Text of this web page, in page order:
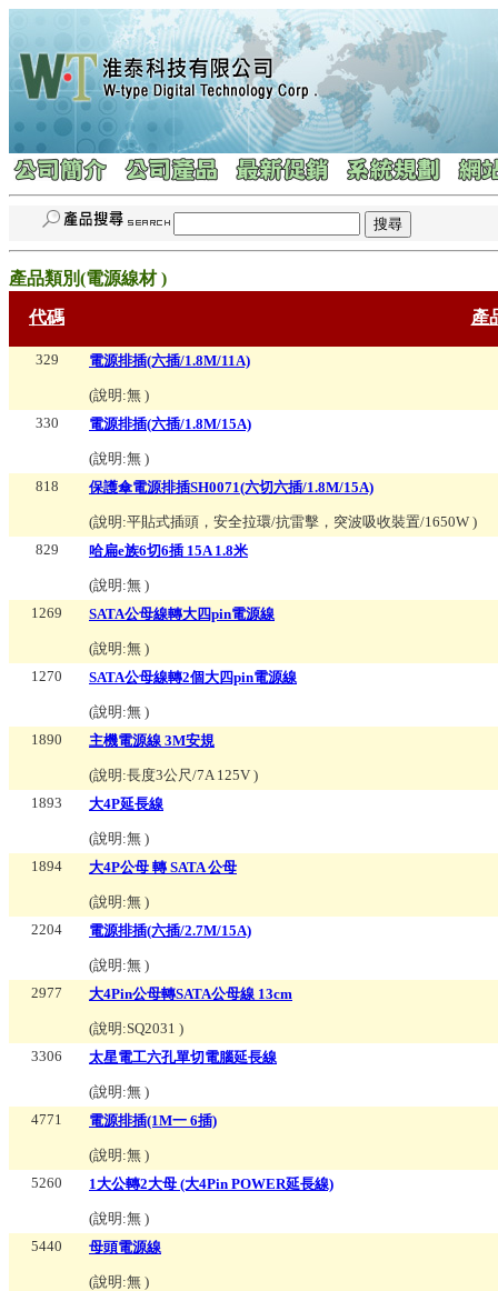
產品類別(電源線材)
代碼 產
329 電源排插(六插/1.8M/11A)
(說明:無 )
330
電源排插(六插/1.8M/15A)
(說明:無 )
818
保護傘電源排插SH0071(六切六插/1.8M/15A)
(說明:平貼式插頭，安全拉環/抗雷擊，突波吸收裝置/1650W )
829
哈扁e族6切6插 15A 1.8米
(說明:無 )
1269
SATA公母線轉大四pin電源線
(說明:無 )
1270
SATA公母線轉2個大四pin電源線
(說明:無 )
1890
主機電源線 3M安規
(說明:長度3公尺/7A 125V )
1893
大4P延長線
(說明:無 )
1894
大4P公母 轉 SATA 公母
(說明:無 )
2204
電源排插(六插/2.7M/15A)
(說明:無 )
2977
大4Pin公母轉SATA公母線 13cm
(說明:SQ2031 )
3306
太星電工六孔單切電腦延長線
(說明:無 )
4771
電源排插(1M一 6插)
(說明:無 )
5260
1大公轉2大母 (大4Pin POWER延長線)
(說明:無 )
5440
母頭電源線
(說明:無 )